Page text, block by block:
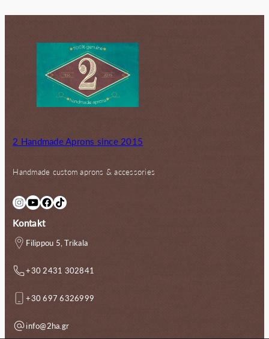
2 Handmade Aprons since 2015
Handmade custom aprons & accessories
InstagramYouTube Facebook TikTok
Kontakt
Filippou 5, Trikala
+30 2431 302841
+30 697 6326999
info@2ha.gr